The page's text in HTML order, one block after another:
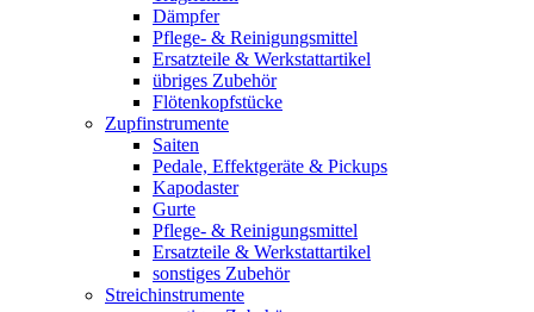
Dämpfer
Pflege- & Reinigungsmittel
Ersatzteile & Werkstattartikel
übriges Zubehör
Flötenkopfstücke
Zupfinstrumente
Saiten
Pedale, Effektgeräte & Pickups
Kapodaster
Gurte
Pflege- & Reinigungsmittel
Ersatzteile & Werkstattartikel
sonstiges Zubehör
Streichinstrumente